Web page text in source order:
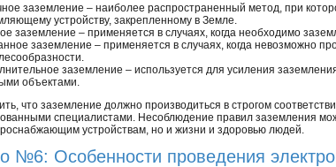
заземление – наиболее распространенный метод, при
устройству, закрепленному в Земле.
заземление – применяется в случаях, когда необходимо
заземление – применяется в случаях, когда невозможно
заземление – используется для усиления
объектами.
что заземление должно производиться в строгом
специалистами. Несоблюдение правил заземления
устройствам, но и жизни и здоровью людей.
№6: Особенности проведения